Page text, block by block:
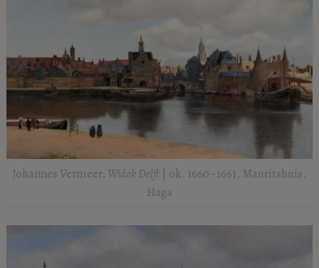
Johannes Vermeer, Widok Delft | ok. 1660–1661, Mauritshuis,
Haga